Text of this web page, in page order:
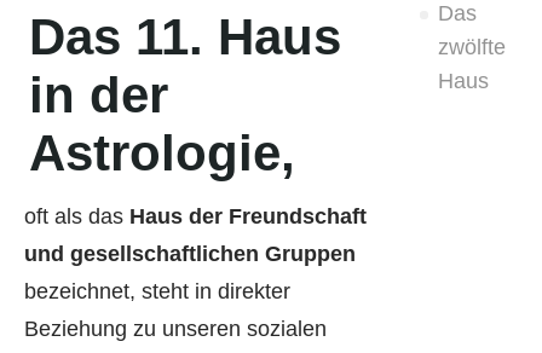
Das
zwölfte
Haus
Das 11. Haus
in der
Astrologie,
oft als das Haus der Freundschaft
und gesellschaftlichen Gruppen
bezeichnet, steht in direkter
Beziehung zu unseren sozialen